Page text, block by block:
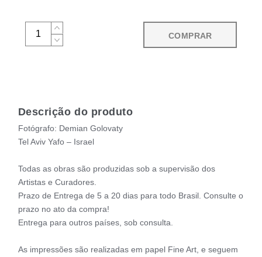
COMPRAR
Descrição do produto
Fotógrafo: Demian Golovaty
Tel Aviv Yafo – Israel
Todas as obras são produzidas sob a supervisão dos
Artistas e Curadores.
Prazo de Entrega de 5 a 20 dias para todo Brasil. Consulte o
prazo no ato da compra!
Entrega para outros países, sob consulta.
As impressões são realizadas em papel Fine Art, e seguem